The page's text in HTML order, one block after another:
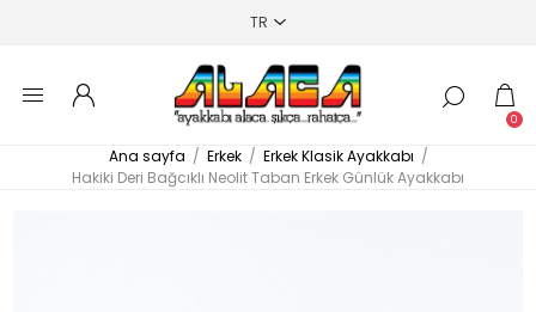
0
Ana sayfa / Erkek / Erkek Klasik Ayakkabı /
Hakiki Deri Bağcıklı Neolit Taban Erkek Günlük Ayakkabı